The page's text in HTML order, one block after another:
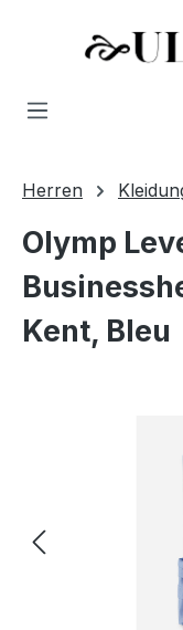
Zum Hauptinhalt
Herren
Olymp
Kent, Bleu
Bildergalerie